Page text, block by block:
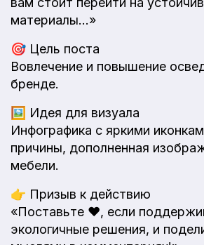
материалы…»
🎯 Цель поста
Вовлечение и повышение
бренде.
🖼️ Идея для визуала
Инфографика с яркими
причины, дополненная
мебели.
👉 Призыв к действию
«Поставьте ❤️, если
экологичные решения, и